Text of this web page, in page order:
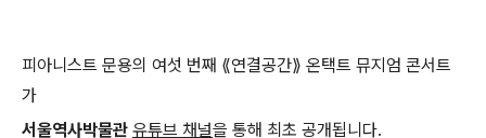
피아니스트 문용의 여섯 번째 ⟪연결공간⟫ 온택트 뮤지엄 콘서트
가
서울역사박물관 유튜브 채널을 통해 최초 공개됩니다.